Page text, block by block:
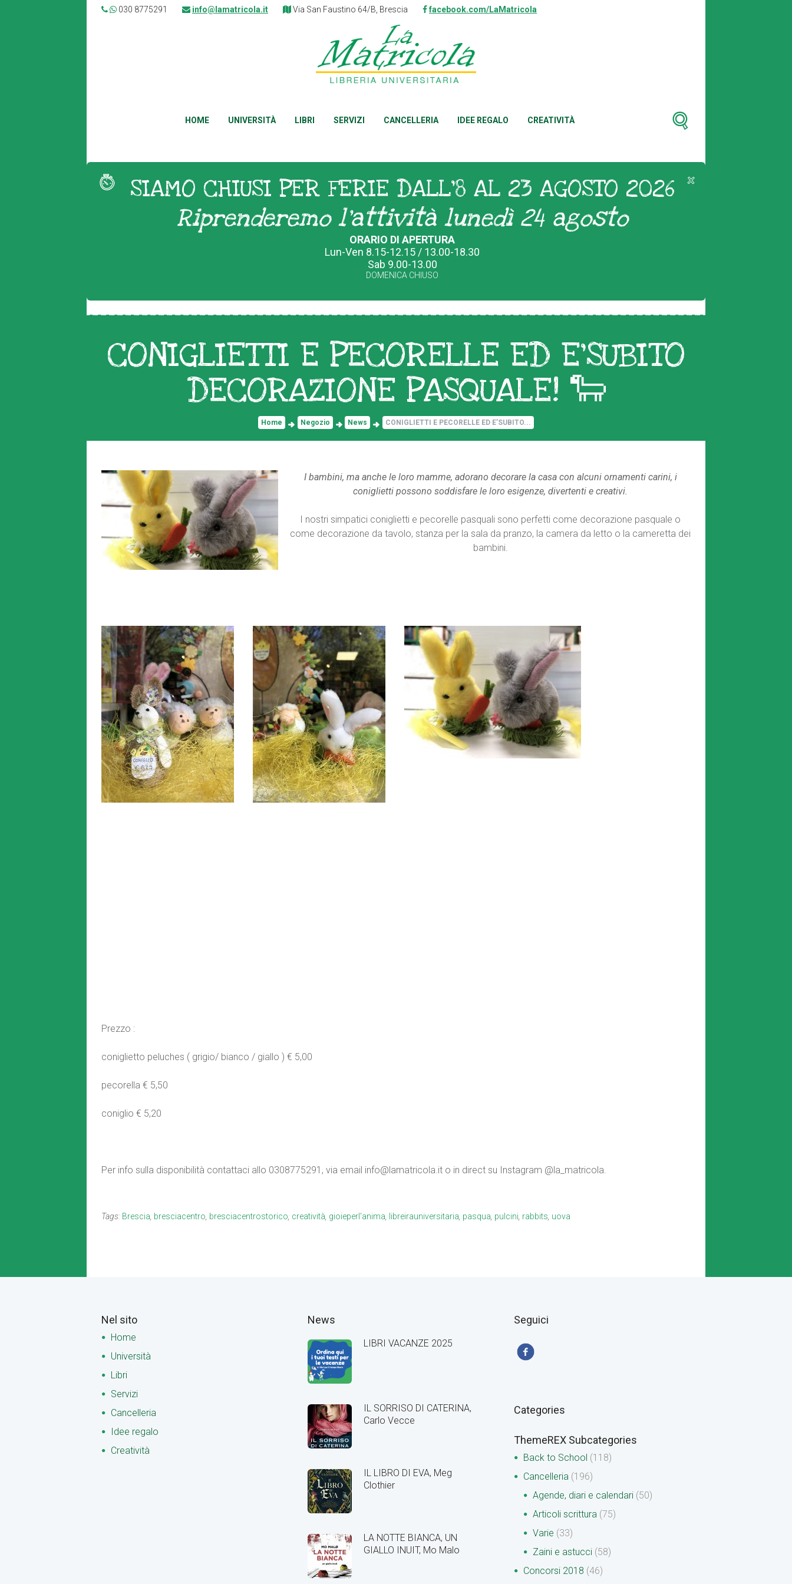
030 8775291 info@lamatricola.it Via San Faustino 64/B, Brescia facebook.com/LaMatricola
HOME UNIVERSITÀ LIBRI SERVIZI CANCELLERIA IDEE REGALO CREATIVITÀ
SIAMO CHIUSI PER FERIE DALL'8 AL 23 AGOSTO 2026
Riprenderemo l'attività lunedì 24 agosto
ORARIO DI APERTURA
Lun-Ven 8.15-12.15 / 13.00-18.30
Sab 9.00-13.00
DOMENICA CHIUSO
CONIGLIETTI E PECORELLE ED E’SUBITO
DECORAZIONE PASQUALE! 🐑
Home Negozio News CONIGLIETTI E PECORELLE ED E’SUBITO...
I bambini, ma anche le loro mamme, adorano decorare la casa con alcuni ornamenti carini, i
coniglietti possono soddisfare le loro esigenze, divertenti e creativi.
I nostri simpatici coniglietti e pecorelle pasquali sono perfetti come decorazione pasquale o
come decorazione da tavolo, stanza per la sala da pranzo, la camera da letto o la cameretta dei
bambini.
Prezzo :
coniglietto peluches ( grigio/ bianco / giallo ) € 5,00
pecorella € 5,50
coniglio € 5,20
Per info sulla disponibilità contattaci allo 0308775291, via email info@lamatricola.it o in direct su Instagram @la_matricola.
Tags: Brescia bresciacentro bresciacentrostorico creatività gioieperl'anima libreirauniversitaria pasqua pulcini rabbits uova
Nel sito
Home
Università
Libri
Servizi
Cancelleria
Idee regalo
Creatività
News
LIBRI VACANZE 2025
IL SORRISO DI CATERINA,
Carlo Vecce
IL LIBRO DI EVA, Meg
Clothier
LA NOTTE BIANCA, UN
GIALLO INUIT, Mo Malo
Seguici
Categories
ThemeREX Subcategories
Back to School (118)
Cancelleria (196)
Agende, diari e calendari (50)
Articoli scrittura (75)
Varie (33)
Zaini e astucci (58)
Concorsi 2018 (46)